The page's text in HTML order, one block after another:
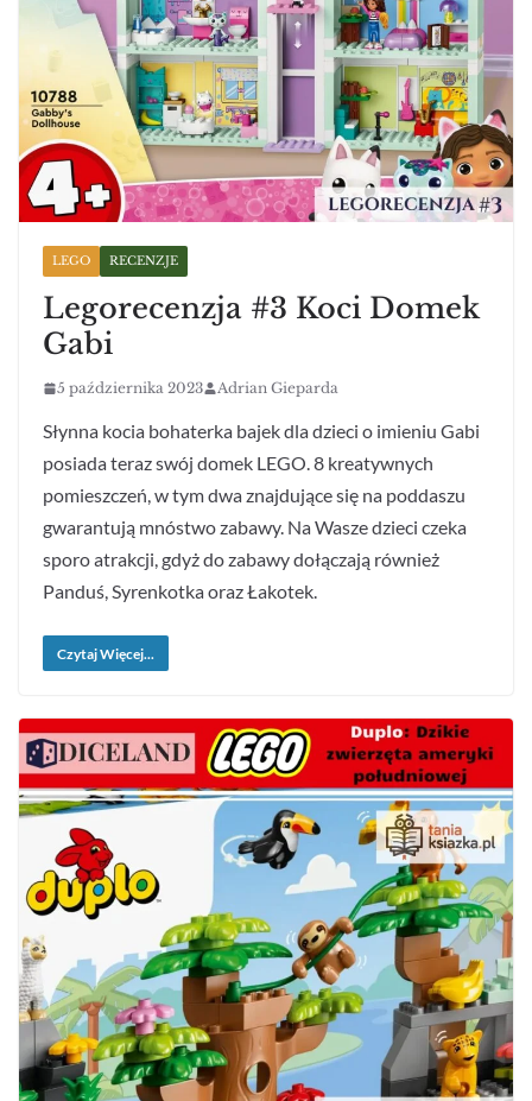
LEGO RECENZJE
Legorecenzja #3 Koci Domek
Gabi
5 października 2023 Adrian Gieparda
Słynna kocia bohaterka bajek dla dzieci o imieniu Gabi
posiada teraz swój domek LEGO. 8 kreatywnych
pomieszczeń, w tym dwa znajdujące się na poddaszu
gwarantują mnóstwo zabawy. Na Wasze dzieci czeka
sporo atrakcji, gdyż do zabawy dołączają również
Panduś, Syrenkotka oraz Łakotek.
Czytaj Więcej...